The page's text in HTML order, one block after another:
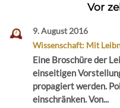
Vor
9. August 2016
Wissenschaft: Mit
Eine Broschüre der
einseitigen
propagiert werden.
einschränken. Von...